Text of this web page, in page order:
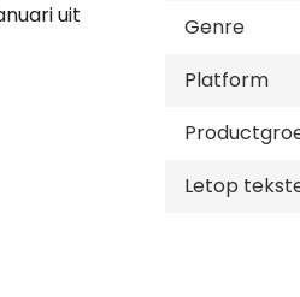
uit
dé
Genre
Platform
Letop